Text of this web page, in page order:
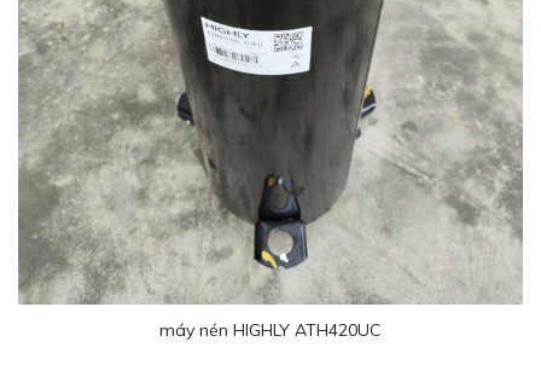
máy nén HIGHLY ATH420UC